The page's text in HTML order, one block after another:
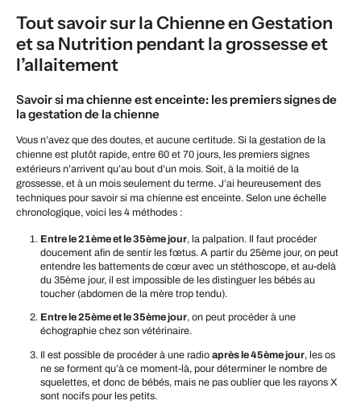
Tout savoir sur la Chienne en Gestation
et sa Nutrition pendant la grossesse et
l’allaitement
Savoir si ma chienne est enceinte: les premiers signes de
la gestation de la chienne
Vous n’avez que des doutes, et aucune certitude. Si la gestation de la
chienne est plutôt rapide, entre 60 et 70 jours, les premiers signes
extérieurs n’arrivent qu’au bout d’un mois. Soit, à la moitié de la
grossesse, et à un mois seulement du terme. J’ai heureusement des
techniques pour savoir si ma chienne est enceinte. Selon une échelle
chronologique, voici les 4 méthodes :
Entre le 21ème et le 35ème jour, la palpation. Il faut procéder
doucement afin de sentir les fœtus. A partir du 25ème jour, on peut
entendre les battements de cœur avec un stéthoscope, et au-delà
du 35ème jour, il est impossible de les distinguer les bébés au
toucher (abdomen de la mère trop tendu).
Entre le 25ème et le 35ème jour, on peut procéder à une
échographie chez son vétérinaire.
Il est possible de procéder à une radio après le 45ème jour, les os
ne se forment qu’à ce moment-là, pour déterminer le nombre de
squelettes, et donc de bébés, mais ne pas oublier que les rayons X
sont nocifs pour les petits.